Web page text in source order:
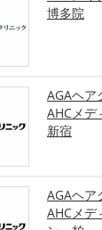
博多院
AGAヘア
AHCメデ
新宿
AGAヘア
AHCメデ